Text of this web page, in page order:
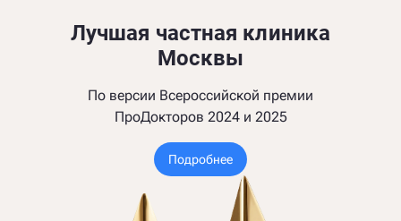
Лучшая частная клиника
Москвы
По версии Всероссийской премии
ПроДокторов 2024 и 2025
Подробнее